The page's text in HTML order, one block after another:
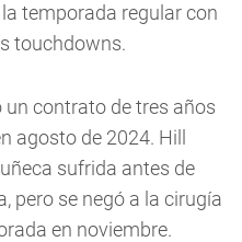
temporada regular con
touchdowns.
contrato de tres años
agosto de 2024. Hill
sufrida antes de
pero se negó a la cirugía
en noviembre.